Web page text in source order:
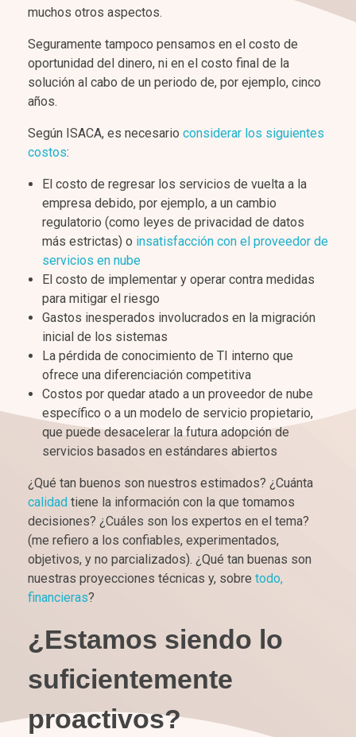
muchos otros aspectos.
Seguramente tampoco pensamos en el costo de
oportunidad del dinero, ni en el costo final de la
solución al cabo de un periodo de, por ejemplo, cinco
años.
Según ISACA, es necesario considerar los siguientes
costos:
El costo de regresar los servicios de vuelta a la
empresa debido, por ejemplo, a un cambio
regulatorio (como leyes de privacidad de datos
más estrictas) o insatisfacción con el proveedor de
servicios en nube
El costo de implementar y operar contra medidas
para mitigar el riesgo
Gastos inesperados involucrados en la migración
inicial de los sistemas
La pérdida de conocimiento de TI interno que
ofrece una diferenciación competitiva
Costos por quedar atado a un proveedor de nube
específico o a un modelo de servicio propietario,
que puede desacelerar la futura adopción de
servicios basados en estándares abiertos
¿Qué tan buenos son nuestros estimados? ¿Cuánta
calidad tiene la información con la que tomamos
decisiones? ¿Cuáles son los expertos en el tema?
(me refiero a los confiables, experimentados,
objetivos, y no parcializados). ¿Qué tan buenas son
nuestras proyecciones técnicas y, sobre todo,
financieras?
¿Estamos siendo lo
suficientemente
proactivos?